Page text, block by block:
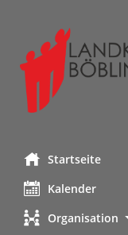
Startseite
Kalender
Organisation